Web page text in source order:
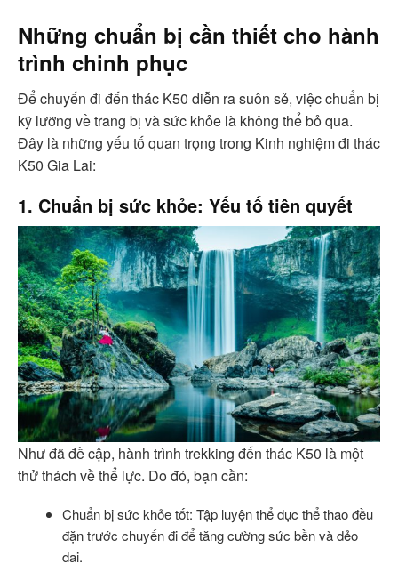
Những chuẩn bị cần thiết cho hành
trình chinh phục
Để chuyến đi đến thác K50 diễn ra suôn sẻ, việc chuẩn bị
kỹ lưỡng về trang bị và sức khỏe là không thể bỏ qua.
Đây là những yếu tố quan trọng trong Kinh nghiệm đi thác
K50 Gia Lai:
1. Chuẩn bị sức khỏe: Yếu tố tiên quyết
Như đã đề cập, hành trình trekking đến thác K50 là một
thử thách về thể lực. Do đó, bạn cần:
Chuẩn bị sức khỏe tốt: Tập luyện thể dục thể thao đều
đặn trước chuyến đi để tăng cường sức bền và dẻo
dai.